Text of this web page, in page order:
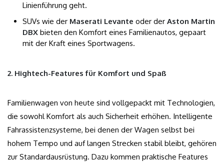
Linienführung geht.
SUVs wie der Maserati Levante oder der Aston Martin
DBX bieten den Komfort eines Familienautos, gepaart
mit der Kraft eines Sportwagens.
2. Hightech-Features für Komfort und Spaß
Familienwagen von heute sind vollgepackt mit Technologien,
die sowohl Komfort als auch Sicherheit erhöhen. Intelligente
Fahrassistenzsysteme, bei denen der Wagen selbst bei
hohem Tempo und auf langen Strecken stabil bleibt, gehören
zur Standardausrüstung. Dazu kommen praktische Features